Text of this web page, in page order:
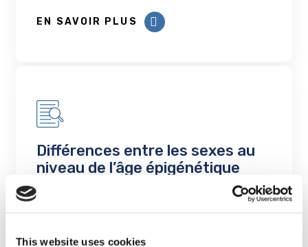
This website uses cookies
EN SAVOIR PLUS
Différences entre les sexes au
niveau de l’âge épigénétique
accéléré et du déclin cognitif :
biologiques, sociaux et liés au
mode de vie